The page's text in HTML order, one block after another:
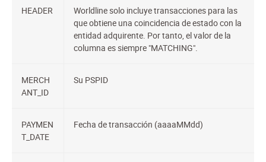
HEADER
Worldline solo incluye transacciones para las
que obtiene una coincidencia de estado con la
entidad adquirente. Por tanto, el valor de la
columna es siempre "MATCHING".
MERCH
ANT_ID
Su PSPID
PAYMEN
T_DATE
Fecha de transacción (aaaaMMdd)